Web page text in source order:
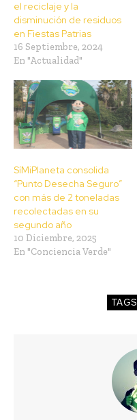
el reciclaje y la
disminución de residuos
en Fiestas Patrias
16 Septiembre, 2024
En "Actualidad"
SíMiPlaneta consolida
“Punto Desecha Seguro”
con más de 2 toneladas
recolectadas en su
segundo año
10 Diciembre, 2025
En "Conciencia Verde"
TAGS